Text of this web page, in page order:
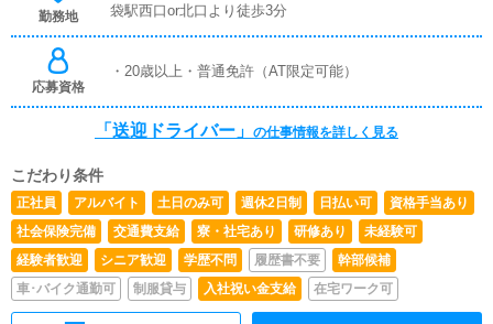
勤務地 袋駅西口or北口より徒歩3分
応募資格
・20歳以上・普通免許（AT限定可能）
「送迎ドライバー」 の仕事情報を詳しく見る
こだわり条件
正社員 アルバイト 土日のみ可 週休2日制 日払い可
資格手当あり
社会保険完備
交通費支給 寮・社宅あり 研修あり
未経験可
経験者歓迎
シニア歓迎 学歴不問 履歴書不要
幹部候補
車･バイク通勤可
制服貸与 入社祝い金支給 在宅ワーク可